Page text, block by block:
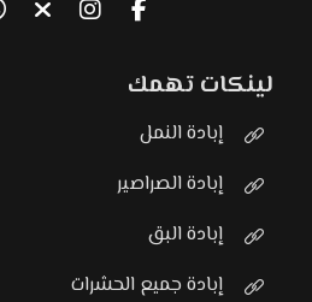
لينكات تهمك
إبادة النمل
إبادة الصراصير
إبادة البق
إبادة جميع الحشرات